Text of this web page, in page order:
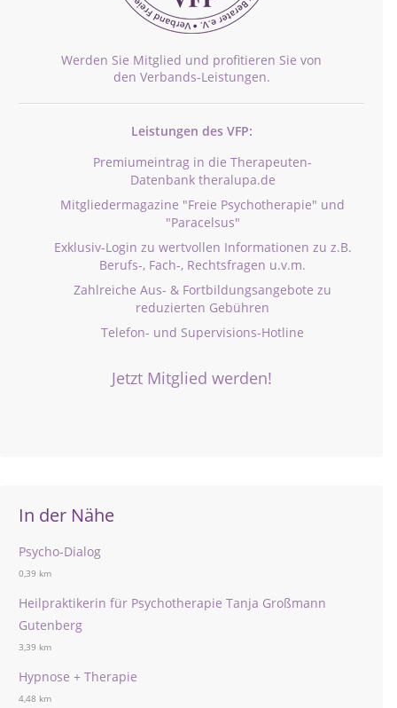
Werden Sie Mitglied und profitieren Sie von
den Verbands-Leistungen.
Leistungen des VFP:
Premiumeintrag in die Therapeuten-
Datenbank theralupa.de
Mitgliedermagazine "Freie Psychotherapie" und
"Paracelsus"
Exklusiv-Login zu wertvollen Informationen zu z.B.
Berufs-, Fach-, Rechtsfragen u.v.m.
Zahlreiche Aus- & Fortbildungsangebote zu
reduzierten Gebühren
Telefon- und Supervisions-Hotline
Jetzt Mitglied werden!
In der Nähe
Psycho-Dialog
0,39 km
Heilpraktikerin für Psychotherapie Tanja Großmann
Gutenberg
3,39 km
Hypnose + Therapie
4,48 km